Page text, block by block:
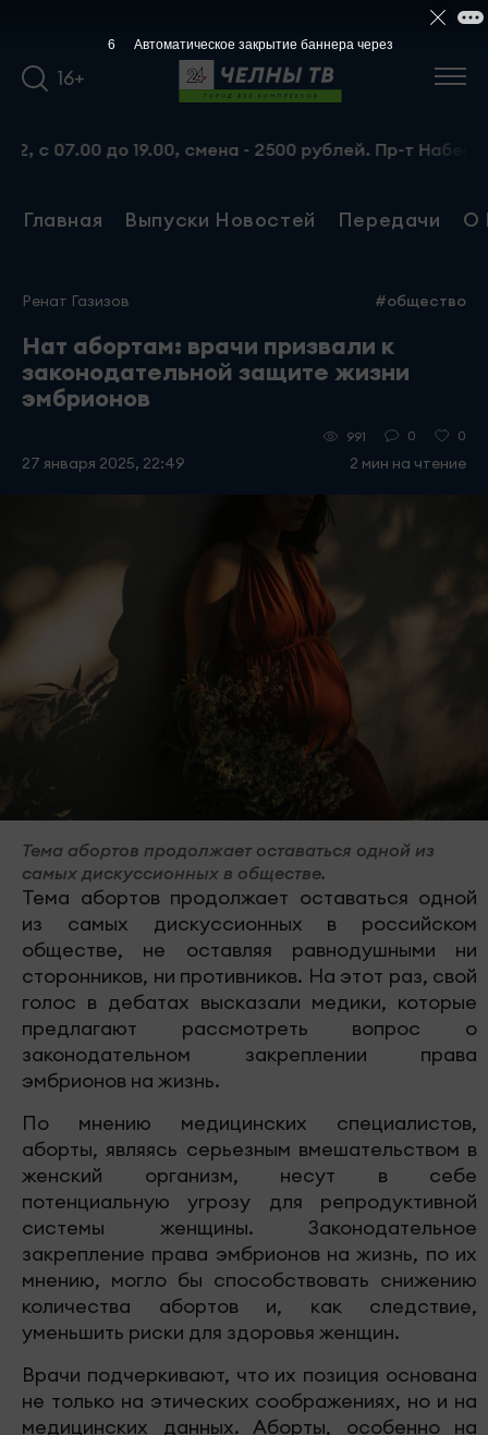
16+
до 19.00, смена - 2500 рублей. Пр-т
Главная Выпуски Новостей Передачи О
Ренат Газизов #общество
Нат абортам: врачи призвали к
законодательной защите жизни
эмбрионов
27 января 2025, 22:49
991 0 0
2 мин на чтение
Тема абортов продолжает оставаться одной из
самых дискуссионных в обществе.
Тема абортов продолжает оставаться одной
из самых дискуссионных в российском
обществе, не оставляя равнодушными ни
сторонников, ни противников. На этот раз, свой
голос в дебатах высказали медики, которые
предлагают рассмотреть вопрос о
законодательном закреплении права
эмбрионов на жизнь.
По мнению медицинских специалистов,
аборты, являясь серьезным вмешательством в
женский организм, несут в себе
потенциальную угрозу для репродуктивной
системы женщины. Законодательное
закрепление права эмбрионов на жизнь, по их
мнению, могло бы способствовать снижению
количества абортов и, как следствие,
уменьшить риски для здоровья женщин.
Врачи подчеркивают, что их позиция основана
не только на этических соображениях, но и на
медицинских данных. Аборты, особенно на
6 Автоматическое закрытие баннера через